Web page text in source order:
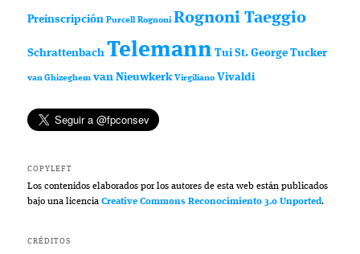
Preinscripción Purcell Rognoni Rognoni Taeggio
Schrattenbach Telemann Tui St. George Tucker
van Ghizeghem van Nieuwkerk Virgiliano Vivaldi
COPYLEFT
Los contenidos elaborados por los autores de esta web están publicados
bajo una licenciaCreative Commons Reconocimiento 3.0 Unported.
CRÉDITOS